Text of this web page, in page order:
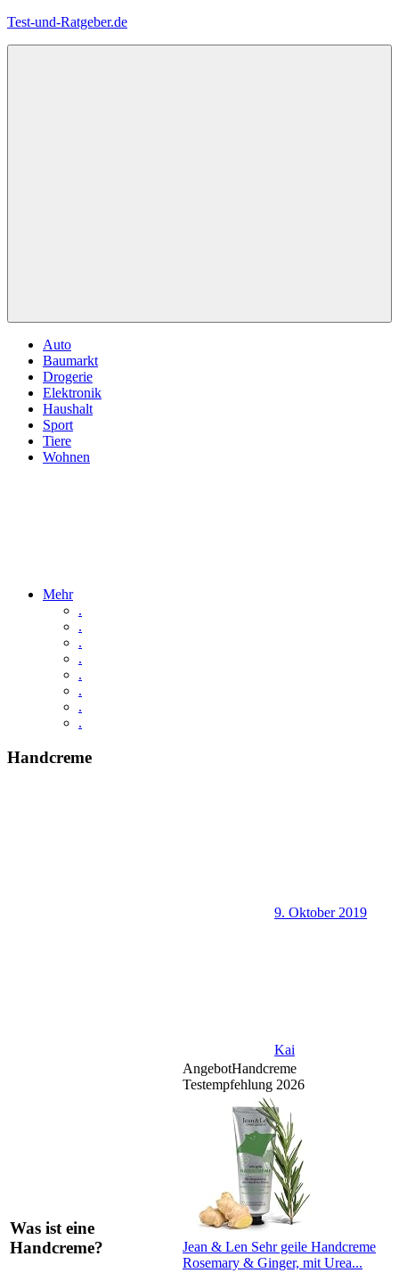
Zum
Test-und-Ratgeber.de
Auto
Baumarkt
Drogerie
Elektronik
Haushalt
Sport
Tiere
Wohnen
Mehr
.
.
.
.
.
.
.
.
Handcreme
9. Oktober 2019
Kai
Was ist eine
Handcreme?
AngebotHandcreme
Testempfehlung 2026
Jean & Len Sehr geile Handcreme
Rosemary & Ginger, mit Urea...